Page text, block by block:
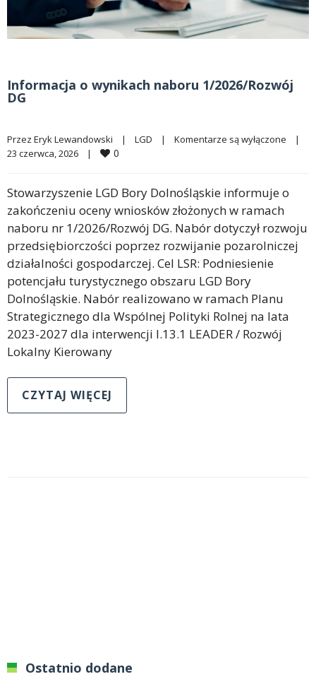
Informacja o wynikach naboru 1/2026/Rozwój
DG
Przez Eryk Lewandowski | LGD | Komentarze są wyłączone
|
23 czerwca, 2026
| 0
Stowarzyszenie LGD Bory Dolnośląskie informuje o
zakończeniu oceny wniosków złożonych w ramach
naboru nr 1/2026/Rozwój DG. Nabór dotyczył rozwoju
przedsiębiorczości poprzez rozwijanie pozarolniczej
działalności gospodarczej. Cel LSR: Podniesienie
potencjału turystycznego obszaru LGD Bory
Dolnośląskie. Nabór realizowano w ramach Planu
Strategicznego dla Wspólnej Polityki Rolnej na lata
2023-2027 dla interwencji I.13.1 LEADER / Rozwój
Lokalny Kierowany
CZYTAJ WIĘCEJ
Ostatnio dodane